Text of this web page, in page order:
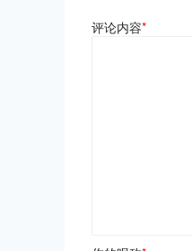
评论内容*